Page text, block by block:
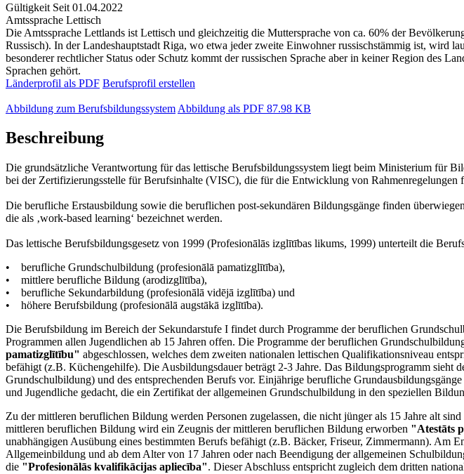
Gültigkeit Seit 01.04.2022
Amtssprache Lettisch
Die Amtssprache Lettlands ist Lettisch und gleichzeitig die Muttersprache von ca. 60% der
Russisch). In der Landeshauptstadt Riga, wo etwa jeder zweite Einwohner russischstämmig ist, wird
besonderer rechtlicher Status oder Schutz kommt der russischen Sprache aber in keiner Region des
Sprachen gehört.
Länderprofil als PDF Berufsprofil erstellen
Abbildung zum Berufsbildungssystem Abbildung als PDF 87.98 KB
Beschreibung
Die grundsätzliche Verantwortung für das lettische Berufsbildungssystem liegt beim Ministerium für
bei der Zertifizierungsstelle für Berufsinhalte (VISC), die für die Entwicklung von
Die berufliche Erstausbildung sowie die beruflichen post-sekundären Bildungsgänge finden
die als ‚work-based learning‘ bezeichnet werden.
Das lettische Berufsbildungsgesetz von 1999 (Profesionālās izglītības likums, 1999) unterteilt die
• berufliche Grundschulbildung (profesionālā pamatizglītība),
• mittlere berufliche Bildung (arodizglītība),
• berufliche Sekundarbildung (profesionālā vidējā izglītība) und
• höhere Berufsbildung (profesionālā augstākā izglītība).
Die Berufsbildung im Bereich der Sekundarstufe I findet durch Programme der beruflichen
Programmen allen Jugendlichen ab 15 Jahren offen. Die Programme der beruflichen
pamatizglītību" abgeschlossen, welches dem zweiten nationalen lettischen Qualifikationsniveau
befähigt (z.B. Küchengehilfe). Die Ausbildungsdauer beträgt 2-3 Jahre. Das Bildungsprogramm sieht
Grundschulbildung) und des entsprechenden Berufs vor. Einjährige berufliche
und Jugendliche gedacht, die ein Zertifikat der allgemeinen Grundschulbildung in den speziellen
Zu der mittleren beruflichen Bildung werden Personen zugelassen, die nicht jünger als 15 Jahre alt
mittleren beruflichen Bildung wird ein Zeugnis der mittleren beruflichen Bildung erworben "Atestāts
unabhängigen Ausübung eines bestimmten Berufs befähigt (z.B. Bäcker, Friseur, Zimmermann). Am
Allgemeinbildung und ab dem Alter von 17 Jahren oder nach Beendigung der allgemeinen
die "Profesionālās kvalifikācijas apliecība". Dieser Abschluss entspricht zugleich dem dritten